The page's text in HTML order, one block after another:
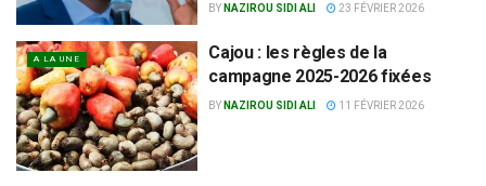
BY NAZIROU SIDI ALI 23 FÉVRIER 2026
A LA UNE
Cajou : les règles de la
campagne 2025-2026 fixées
BY NAZIROU SIDI ALI 11 FÉVRIER 2026